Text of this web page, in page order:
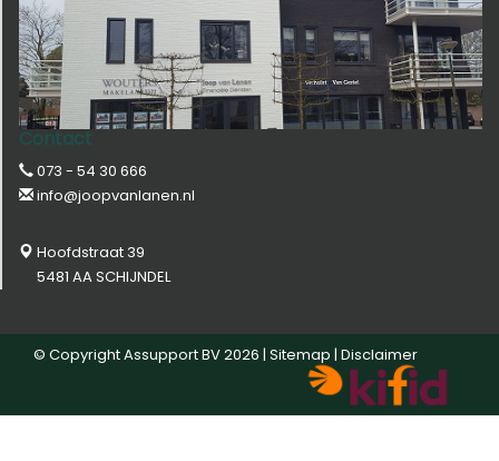
Contact
073 - 54 30 666
info@joopvanlanen.nl
Hoofdstraat 39
5481 AA SCHIJNDEL
© CopyrightAssupport BV2026 | Sitemap | Disclaimer